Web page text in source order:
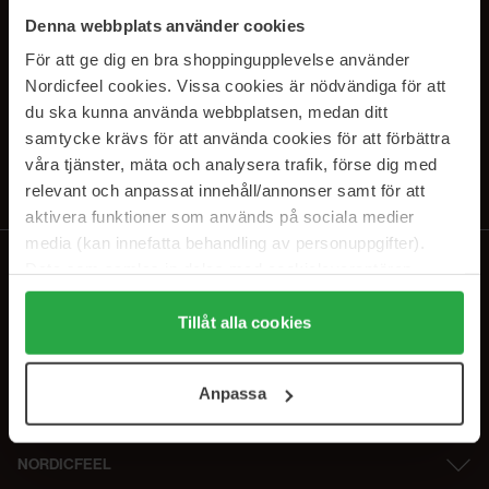
Denna webbplats använder cookies
För att ge dig en bra shoppingupplevelse använder
Nordicfeel cookies. Vissa cookies är nödvändiga för att
du ska kunna använda webbplatsen, medan ditt
samtycke krävs för att använda cookies för att förbättra
våra tjänster, mäta och analysera trafik, förse dig med
relevant och anpassat innehåll/annonser samt för att
aktivera funktioner som används på sociala medier
media (kan innefatta behandling av personuppgifter).
Genom att trycka på "Tillåt alla cookies" accepterar du
alla cookies, medan du under "Detaljer" kan anpassa
användningen av cookies. Du kan när som helst återkalla
samt vår Integritetspolicy.
Tillåt alla cookies
Anpassa
SUBSCRIBE TO OUR
NEWSLETTER
Tilaamalla hyväksyttietosuojakäytäntömme. Peruuta tilaus milloin
tahansa.
NORDICFEEL